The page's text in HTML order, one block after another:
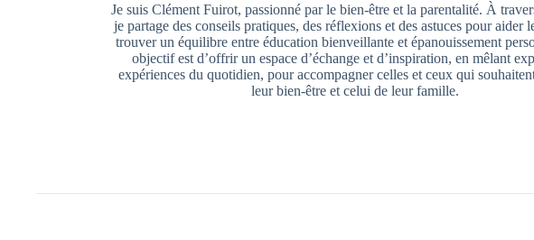
Je suis Clément Fuirot, passionné par le bien-être et la parentalité. À
je partage des conseils pratiques, des réflexions et des astuces pour aider
trouver un équilibre entre éducation bienveillante et épanouissement
objectif est d’offrir un espace d’échange et d’inspiration, en mêlant
expériences du quotidien, pour accompagner celles et ceux qui
leur bien-être et celui de leur famille.